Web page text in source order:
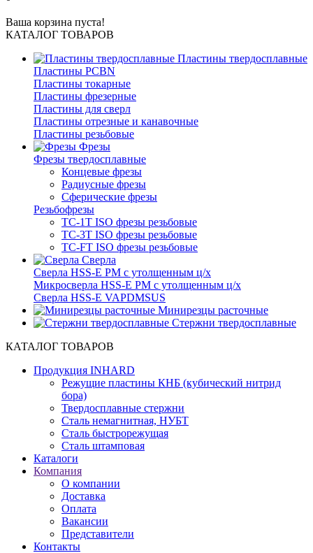
Ваша корзина пуста!
КАТАЛОГ ТОВАРОВ
Пластины твердосплавные
Пластины PCBN
Пластины токарные
Пластины фрезерные
Пластины для сверл
Пластины отрезные и канавочные
Пластины резьбовые
Фрезы
Фрезы твердосплавные
Концевые фрезы
Радиусные фрезы
Сферические фрезы
Резьбофрезы
TC-1T ISO фрезы резьбовые
TC-3T ISO фрезы резьбовые
TC-FT ISO фрезы резьбовые
Сверла
Cверла HSS-E PM c утолщенным ц/х
Микросверла HSS-E PM c утолщенным ц/х
Сверла HSS-E VAPDMSUS
Минирезцы расточные
Cтержни твердосплавные
КАТАЛОГ ТОВАРОВ
Продукция INHARD
Режущие пластины КНБ (кубический нитрид
бора)
Твердосплавные стержни
Сталь немагнитная, НУБТ
Сталь быстрорежущая
Сталь штамповая
Каталоги
Компания
О компании
Доставка
Оплата
Вакансии
Представители
Контакты